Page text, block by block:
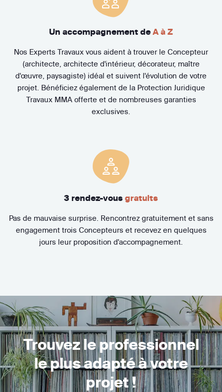
Un accompagnement de A à Z
Nos Experts Travaux vous aident à trouver le Concepteur
(architecte, architecte d'intérieur, décorateur, maître
d'œuvre, paysagiste) idéal et suivent l'évolution de votre
projet. Bénéficiez également de la Protection Juridique
Travaux MMA offerte et de nombreuses garanties
exclusives.
3 rendez-vous gratuits
Pas de mauvaise surprise. Rencontrez gratuitement et sans
engagement trois Concepteurs et recevez en quelques
jours leur proposition d'accompagnement.
Trouvez le professionnel
le plus adapté à votre
projet !